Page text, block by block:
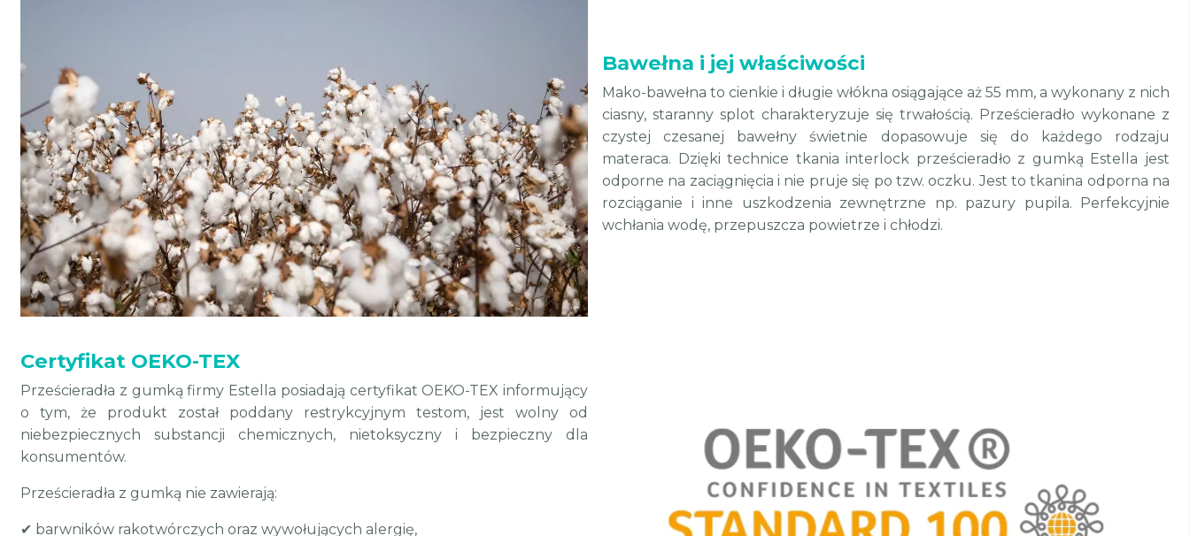
Bawełna i jej właściwości
Mako-bawełna to cienkie i długie włókna osiągające aż 55 mm, a wykonany z nich
ciasny, staranny splot charakteryzuje się trwałością. Prześcieradło wykonane z
czystej czesanej bawełny świetnie dopasowuje się do każdego rodzaju
materaca. Dzięki technice tkania interlock prześcieradło z gumką Estella jest
odporne na zaciągnięcia i nie pruje się po tzw. oczku. Jest to tkanina odporna na
rozciąganie i inne uszkodzenia zewnętrzne np. pazury pupila. Perfekcyjnie
wchłania wodę, przepuszcza powietrze i chłodzi.
Certyfikat OEKO-TEX
Prześcieradła z gumką firmy Estella posiadają certyfikat OEKO-TEX informujący
o tym, że produkt został poddany restrykcyjnym testom, jest wolny od
niebezpiecznych substancji chemicznych, nietoksyczny i bezpieczny dla
konsumentów.
Prześcieradła z gumką nie zawierają:
✔ barwników rakotwórczych oraz wywołujących alergię,